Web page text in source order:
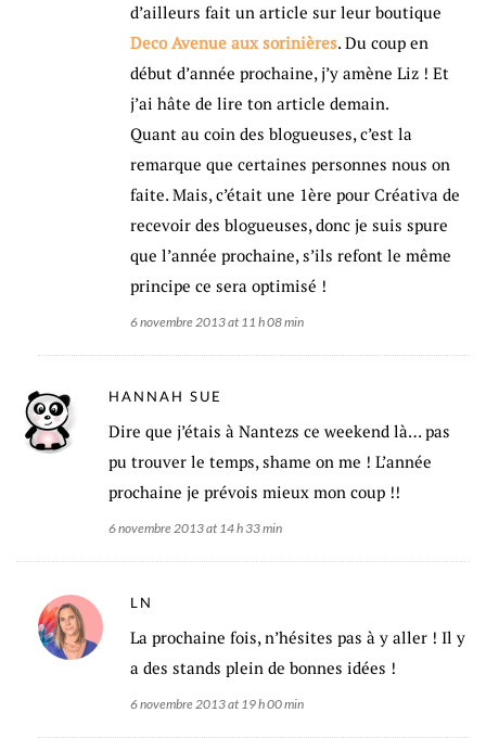
d’ailleurs fait un article sur leur boutique
Deco Avenue aux sorinières. Du coup en
début d’année prochaine, j’y amène Liz ! Et
j’ai hâte de lire ton article demain.
Quant au coin des blogueuses, c’est la
remarque que certaines personnes nous on
faite. Mais, c’était une 1ère pour Créativa de
recevoir des blogueuses, donc je suis spure
que l’année prochaine, s’ils refont le même
principe ce sera optimisé !
6 novembre 2013 at 11 h 08 min
HANNAH SUE
Dire que j’étais à Nantezs ce weekend là… pas
pu trouver le temps, shame on me ! L’année
prochaine je prévois mieux mon coup !!
6 novembre 2013 at 14 h 33 min
LN
La prochaine fois, n’hésites pas à y aller ! Il y
a des stands plein de bonnes idées !
6 novembre 2013 at 19 h 00 min